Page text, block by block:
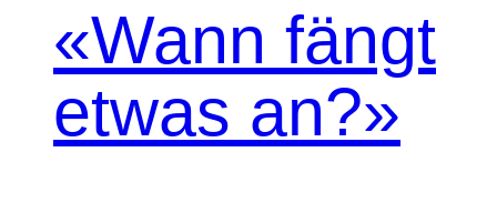
«Wann fängt
etwas an?»